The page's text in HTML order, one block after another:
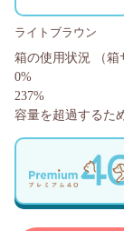
ライトブラウン
箱の使用状況
（
0%
237%
容量を超過するた